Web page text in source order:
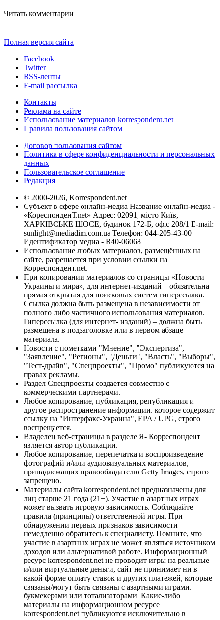
Читать комментарии
Полная версия сайта
Facebook
Twitter
RSS-ленты
E-mail рассылка
Контакты
Реклама на сайте
Использование материалов korrespondent.net
Правила пользования сайтом
Договор пользования сайтом
Политика в сфере конфиденциальности и персональных
данных
Пользовательское соглашение
Редакция
© 2000-2026, Korrespondent.net
Субъект в сфере онлайн-медиа Название онлайн-медиа -
«КореспонденТ.net» Адрес: 02091, місто Київ,
ХАРКІВСЬКЕ ШОСЕ, будинок 172-Б, офіс 208/1 E-mail:
sunlight@mediadim.com.ua Телефон: 044-205-43-00
Идентификатор медиа - R40-06068
Использование любых материалов, размещённых на
сайте, разрешается при условии ссылки на
Корреспондент.net.
При копировании материалов со страницы «Новости
Украины и мира», для интернет-изданий – обязательна
прямая открытая для поисковых систем гиперссылка.
Ссылка должна быть размещена в независимости от
полного либо частичного использования материалов.
Гиперссылка (для интернет- изданий) – должна быть
размещена в подзаголовке или в первом абзаце
материала.
Новости с пометками "Мнение", "Экспертиза",
"Заявление", "Регионы", "Деньги", "Власть", "Выборы",
"Тест-драйв", "Спецпроекты", "Промо" публикуются на
правах рекламы.
Раздел Спецпроекты создается совместно с
коммерческими партнерами.
Любое копирование, публикация, републикация и
другое распространение информации, которое содержит
ссылку на "Интерфакс-Украина", EPA / UPG, строго
воспрещается.
Владелец веб-страницы в разделе Я- Корреспондент
является автор публикации.
Любое копирование, перепечатка и воспроизведение
фотографий и/или аудиовизуальных материалов,
принадлежащих правообладателю Getty Images, строго
запрещено.
Материалы сайта korrespondent.net предназначены для
лиц старше 21 года (21+). Участие в азартных играх
может вызвать игровую зависимость. Соблюдайте
правила (принципы) ответственной игры. При
обнаружении первых признаков зависимости
немедленно обратитесь к специалисту. Помните, что
участие в азартных играх не может являться источником
доходов или альтернативой работе. Информационный
ресурс korrespondent.net не проводит игры на реальные
и/или виртуальные деньги, сайт не принимает ни в
какой форме оплату ставок и других платежей, которые
связаны/могут быть связаны с азартными играми,
букмекерами или тотализаторами. Какие-либо
материалы на информационном ресурсе
korrespondent.net публикуются исключительно в